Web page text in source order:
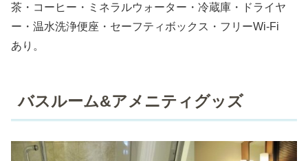
茶・コーヒー・ミネラルウォーター・冷蔵庫・ドライヤ
ー・温水洗浄便座・セーフティボックス・フリーWi-Fi
あり。
バスルーム&アメニティグッズ